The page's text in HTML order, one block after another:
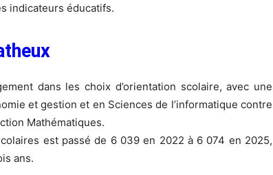
indicateurs éducatifs.
dans les choix d’orientation scolaire, avec une
et gestion et en Sciences de l’informatique contre
Mathématiques.
est passé de 6 039 en 2022 à 6 074 en 2025,
ans.